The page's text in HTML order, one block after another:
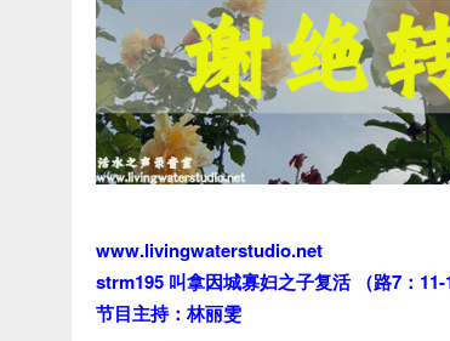
www.livingwaterstudio.net
strm195 叫拿因城寡妇之子复活 （路7：11-
节目主持：林丽雯